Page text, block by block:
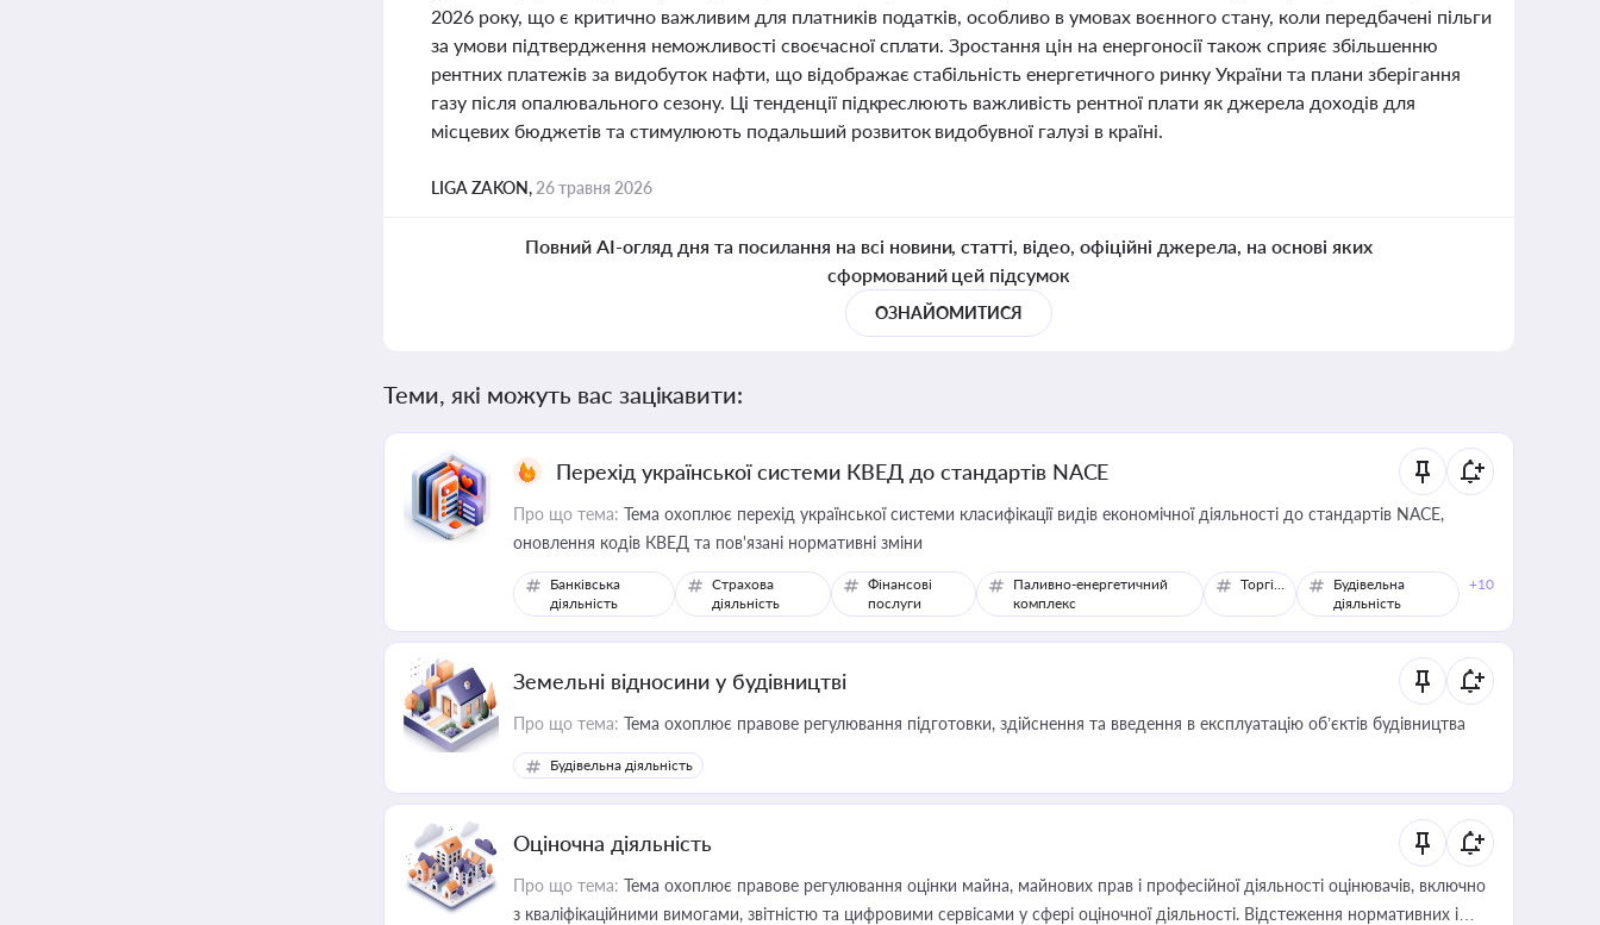
2026 року, що є критично важливим для платників податків, особливо в умовах воєнного стану, коли передбачені пільги
за умови підтвердження неможливості своєчасної сплати. Зростання цін на енергоносії також сприяє збільшенню
рентних платежів за видобуток нафти, що відображає стабільність енергетичного ринку України та плани зберігання
газу після опалювального сезону. Ці тенденції підкреслюють важливість рентної плати як джерела доходів для
місцевих бюджетів та стимулюють подальший розвиток видобувної галузі в країні.
LIGA ZAKON, 26 травня 2026
Повний AI-огляд дня та посилання на всі новини, статті, відео, офіційні джерела, на основі яких
сформований цей підсумок
ОЗНАЙОМИТИСЯ
Теми, які можуть вас зацікавити:
Перехід української системи КВЕД до стандартів NACE
Про що тема: Тема охоплює перехід української системи класифікації видів економічної діяльності до стандартів NACE,
оновлення кодів КВЕД та пов'язані нормативні зміни
Банківська
діяльність
Страхова
діяльність
Фінансові
послуги
Паливно-енергетичний
комплекс
Торгівля
Будівельна
діяльність
+10
Земельні відносини у будівництві
Про що тема: Тема охоплює правове регулювання підготовки, здійснення та введення в експлуатацію об’єктів будівництва
Будівельна діяльність
Оціночна діяльність
Про що тема: Тема охоплює правове регулювання оцінки майна, майнових прав і професійної діяльності оцінювачів, включно
з кваліфікаційними вимогами, звітністю та цифровими сервісами у сфері оціночної діяльності. Відстеження нормативних і